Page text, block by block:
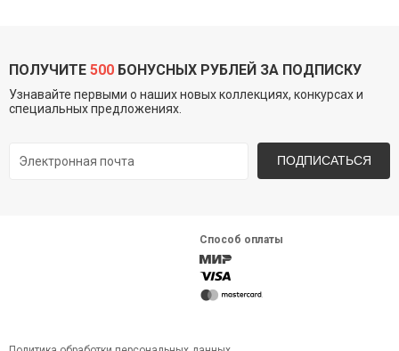
ПОЛУЧИТЕ 500 БОНУСНЫХ РУБЛЕЙ ЗА ПОДПИСКУ
Узнавайте первыми о наших новых коллекциях, конкурсах и
специальных предложениях.
ПОДПИСАТЬСЯ
Способ оплаты